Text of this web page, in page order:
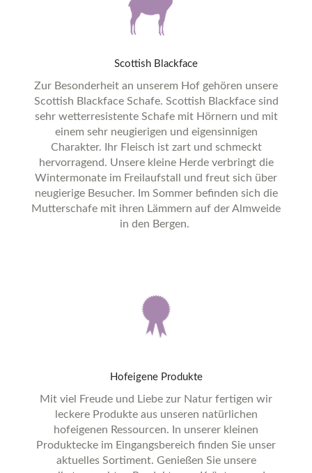
Scottish Blackface
Zur Besonderheit an unserem Hof gehören unsere
Scottish Blackface Schafe. Scottish Blackface sind
sehr wetterresistente Schafe mit Hörnern und mit
einem sehr neugierigen und eigensinnigen
Charakter. Ihr Fleisch ist zart und schmeckt
hervorragend. Unsere kleine Herde verbringt die
Wintermonate im Freilaufstall und freut sich über
neugierige Besucher. Im Sommer befinden sich die
Mutterschafe mit ihren Lämmern auf der Almweide
in den Bergen.
Hofeigene Produkte
Mit viel Freude und Liebe zur Natur fertigen wir
leckere Produkte aus unseren natürlichen
hofeigenen Ressourcen. In unserer kleinen
Produktecke im Eingangsbereich finden Sie unser
aktuelles Sortiment. Genießen Sie unsere